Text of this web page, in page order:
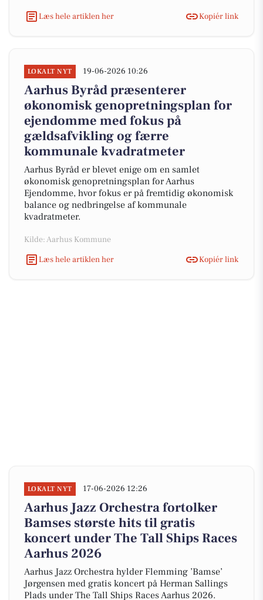
Læs hele artiklen her
Kopiér link
LOKALT NYT 19-06-2026 10:26
Aarhus Byråd præsenterer
økonomisk genopretningsplan for
ejendomme med fokus på
gældsafvikling og færre
kommunale kvadratmeter
Aarhus Byråd er blevet enige om en samlet
økonomisk genopretningsplan for Aarhus
Ejendomme, hvor fokus er på fremtidig økonomisk
balance og nedbringelse af kommunale
kvadratmeter.
Kilde: Aarhus Kommune
Læs hele artiklen her
Kopiér link
LOKALT NYT 17-06-2026 12:26
Aarhus Jazz Orchestra fortolker
Bamses største hits til gratis
koncert under The Tall Ships Races
Aarhus 2026
Aarhus Jazz Orchestra hylder Flemming ’Bamse’
Jørgensen med gratis koncert på Herman Sallings
Plads under The Tall Ships Races Aarhus 2026.